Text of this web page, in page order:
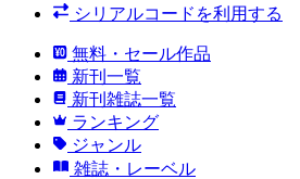
シリアルコードを利用する
無料・セール作品
新刊一覧
新刊雑誌一覧
ランキング
ジャンル
雑誌・レーベル